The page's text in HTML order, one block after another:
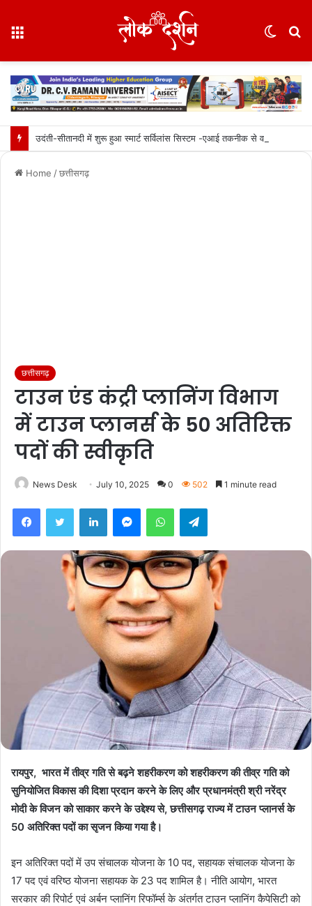
Home /छत्तीसगढ़
छत्तीसगढ़
टाउन एंड कंट्री प्लानिंग विभाग
में टाउन प्लानर्स के 50 अतिरिक्त
पदों की स्वीकृति
News Desk July 10, 2025 0 502 1 minute read
रायपुर, भारत में तीव्र गति से बढ़ने शहरीकरण को शहरीकरण की तीव्र गति को
सुनियोजित विकास की दिशा प्रदान करने के लिए और प्रधानमंत्री श्री नरेंद्र
मोदी के विजन को साकार करने के उद्देश्य से, छत्तीसगढ़ राज्य में टाउन प्लानर्स के
50 अतिरिक्त पदों का सृजन किया गया है।
इन अतिरिक्त पदों में उप संचालक योजना के 10 पद, सहायक संचालक योजना के
17 पद एवं वरिष्ठ योजना सहायक के 23 पद शामिल है। नीति आयोग, भारत
सरकार की रिपोर्ट एवं अर्बन प्लानिंग रिफॉर्म्स के अंतर्गत टाउन प्लानिंग कैपेसिटी को